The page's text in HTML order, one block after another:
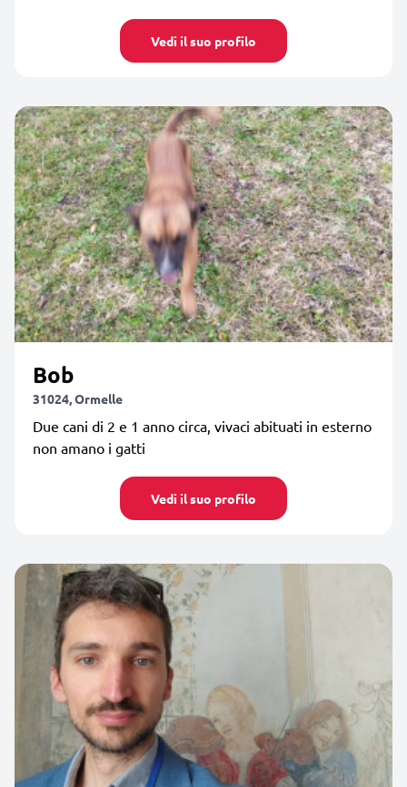
Vedi il suo profilo
Bob
31024, Ormelle
Due cani di 2 e 1 anno circa, vivaci abituati in esterno
non amano i gatti
Vedi il suo profilo